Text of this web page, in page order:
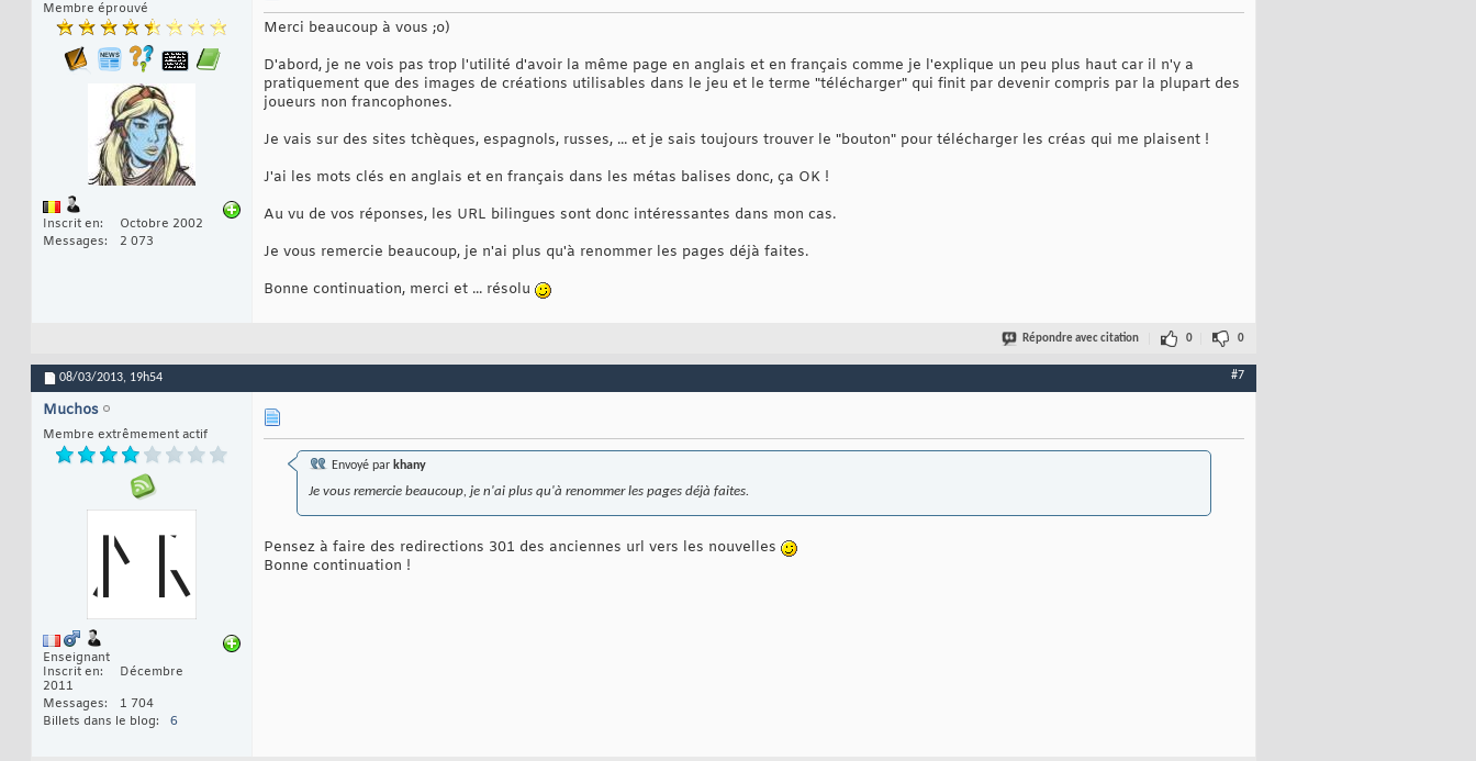
Membre éprouvé
Inscrit en
Octobre 2002
Messages
2 073
Merci beaucoup à vous ;o)
D'abord, je ne vois pas trop l'utilité d'avoir la même page en anglais et en français comme je l'explique un peu plus haut car il n'y a
pratiquement que des images de créations utilisables dans le jeu et le terme "télécharger" qui finit par devenir compris par la plupart des
joueurs non francophones.
Je vais sur des sites tchèques, espagnols, russes, ... et je sais toujours trouver le "bouton" pour télécharger les créas qui me plaisent !
J'ai les mots clés en anglais et en français dans les métas balises donc, ça OK !
Au vu de vos réponses, les URL bilingues sont donc intéressantes dans mon cas.
Je vous remercie beaucoup, je n'ai plus qu'à renommer les pages déjà faites.
Bonne continuation, merci et ... résolu
Répondre avec citation 0 0
08/03/2013, 19h54 #7
Muchos
Membre extrêmement actif
Enseignant
Inscrit en
Décembre
2011
Messages
1 704
Billets dans le blog
6
Envoyé par khany
Je vous remercie beaucoup, je n'ai plus qu'à renommer les pages déjà faites.
Pensez à faire des redirections 301 des anciennes url vers les nouvelles
Bonne continuation !